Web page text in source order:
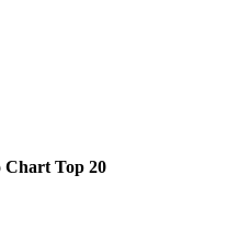
Chart Top 20